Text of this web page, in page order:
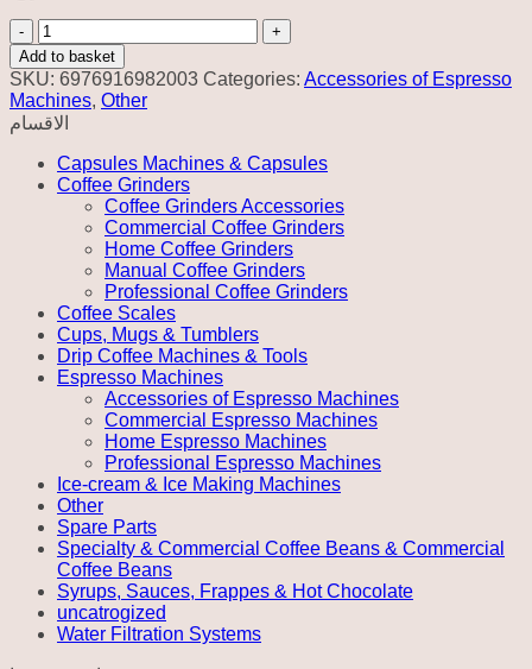
MUVNA
TAMPER
58MM
WHITE
quantity
Add to basket
SKU: 6976916982003 Categories: Accessories of Espresso
Machines, Other
الاقسام
Capsules Machines & Capsules
Coffee Grinders
Coffee Grinders Accessories
Commercial Coffee Grinders
Home Coffee Grinders
Manual Coffee Grinders
Professional Coffee Grinders
Coffee Scales
Cups, Mugs & Tumblers
Drip Coffee Machines & Tools
Espresso Machines
Accessories of Espresso Machines
Commercial Espresso Machines
Home Espresso Machines
Professional Espresso Machines
Ice-cream & Ice Making Machines
Other
Spare Parts
Specialty & Commercial Coffee Beans & Commercial
Coffee Beans
Syrups, Sauces, Frappes & Hot Chocolate
uncatrogized
Water Filtration Systems